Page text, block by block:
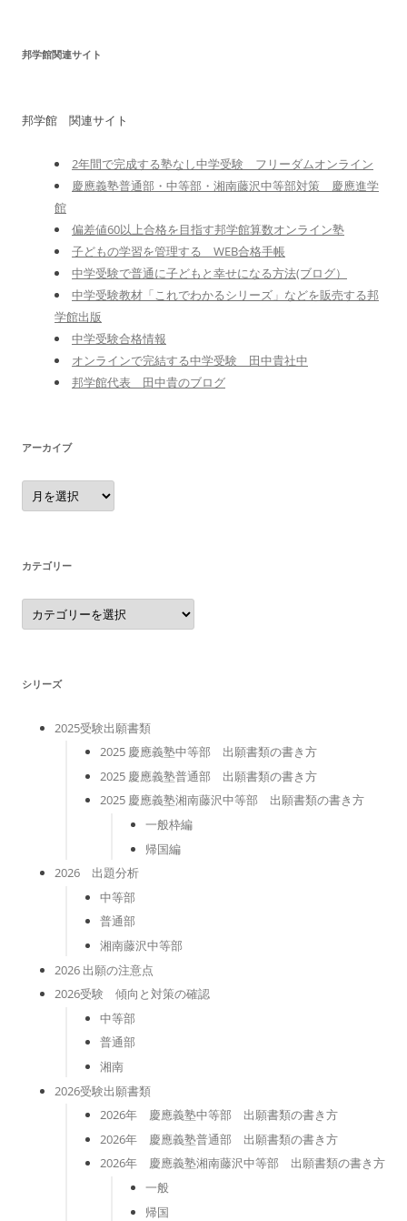
邦学館関連サイト
邦学館 関連サイト
2年間で完成する塾なし中学受験 フリーダムオンライン
慶應義塾普通部・中等部・湘南藤沢中等部対策 慶應進学
館
偏差値60以上合格を目指す邦学館算数オンライン塾
子どもの学習を管理する WEB合格手帳
中学受験で普通に子どもと幸せになる方法(ブログ）
中学受験教材「これでわかるシリーズ」などを販売する邦
学館出版
中学受験合格情報
オンラインで完結する中学受験 田中貴社中
邦学館代表 田中貴のブログ
アーカイブ
ア
ー
カ
カテゴリー
カ
テ
ゴ
シリーズ
2025受験出願書類
2025 慶應義塾中等部 出願書類の書き方
2025 慶應義塾普通部 出願書類の書き方
2025 慶應義塾湘南藤沢中等部 出願書類の書き方
一般枠編
帰国編
2026 出題分析
中等部
普通部
湘南藤沢中等部
2026 出願の注意点
2026受験 傾向と対策の確認
中等部
普通部
湘南
2026受験出願書類
2026年 慶應義塾中等部 出願書類の書き方
2026年 慶應義塾普通部 出願書類の書き方
2026年 慶應義塾湘南藤沢中等部 出願書類の書き方
一般
帰国